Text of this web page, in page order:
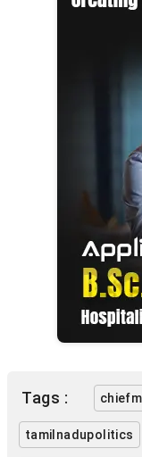
Tags :
tamilnadupolitics